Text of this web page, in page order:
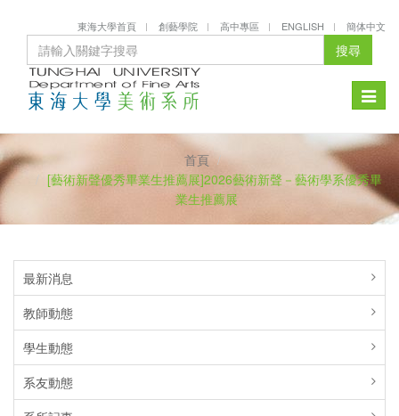
東海大學首頁 創藝學院 高中專區 ENGLISH 簡体中文
搜尋
Toggle
首頁
[藝術新聲優秀畢業生推薦展]2026藝術新聲－藝術學系優秀畢
業生推薦展
最新消息
教師動態
學生動態
系友動態